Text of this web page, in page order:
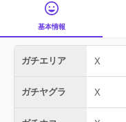
基本情報
ガチエリア X
ガチヤグラ X